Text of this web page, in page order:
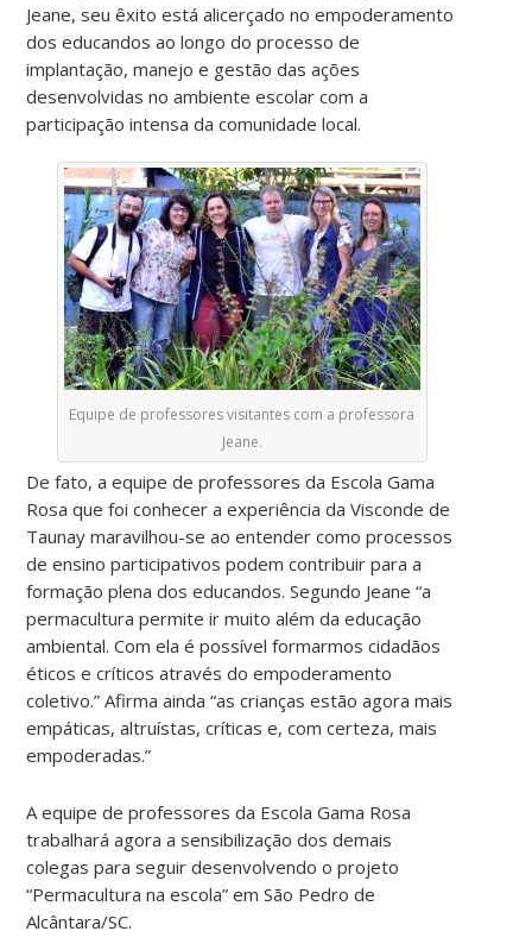
Jeane, seu êxito está alicerçado no empoderamento
dos educandos ao longo do processo de
implantação, manejo e gestão das ações
desenvolvidas no ambiente escolar com a
participação intensa da comunidade local.
Equipe de professores visitantes com a professora
Jeane.
De fato, a equipe de professores da Escola Gama
Rosa que foi conhecer a experiência da Visconde de
Taunay maravilhou-se ao entender como processos
de ensino participativos podem contribuir para a
formação plena dos educandos. Segundo Jeane “a
permacultura permite ir muito além da educação
ambiental. Com ela é possível formarmos cidadãos
éticos e críticos através do empoderamento
coletivo.” Afirma ainda “as crianças estão agora mais
empáticas, altruístas, críticas e, com certeza, mais
empoderadas.”
A equipe de professores da Escola Gama Rosa
trabalhará agora a sensibilização dos demais
colegas para seguir desenvolvendo o projeto
“Permacultura na escola” em São Pedro de
Alcântara/SC.